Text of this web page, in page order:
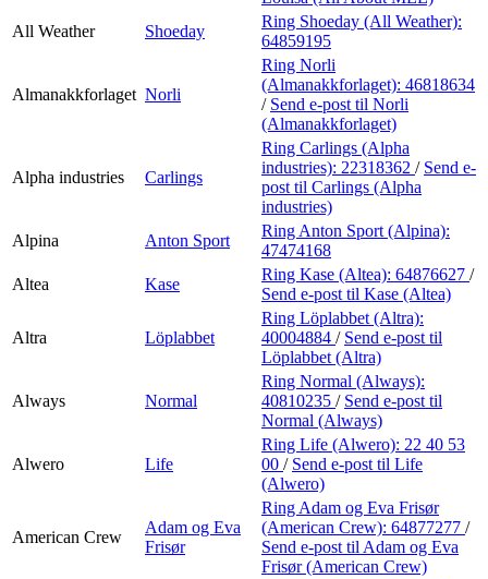
All Weather
Shoeday
Ring Shoeday (All Weather):
64859195
Almanakkforlaget Norli
Ring Norli
(Almanakkforlaget): 46818634
/ Send e-post til Norli
(Almanakkforlaget)
Alpha industries Carlings
Ring Carlings (Alpha
industries): 22318362 / Send e-
post til Carlings (Alpha
industries)
Alpina
Anton Sport
Ring Anton Sport (Alpina):
47474168
Altea
Kase
Ring Kase (Altea): 64876627 /
Send e-post til Kase (Altea)
Altra Löplabbet
Ring Löplabbet (Altra):
40004884 / Send e-post til
Löplabbet (Altra)
Always Normal
Ring Normal (Always):
40810235 / Send e-post til
Normal (Always)
Alwero Life
Ring Life (Alwero): 22 40 53
00 / Send e-post til Life
(Alwero)
American Crew
Adam og Eva
Frisør
Ring Adam og Eva Frisør
(American Crew): 64877277 /
Send e-post til Adam og Eva
Frisør (American Crew)